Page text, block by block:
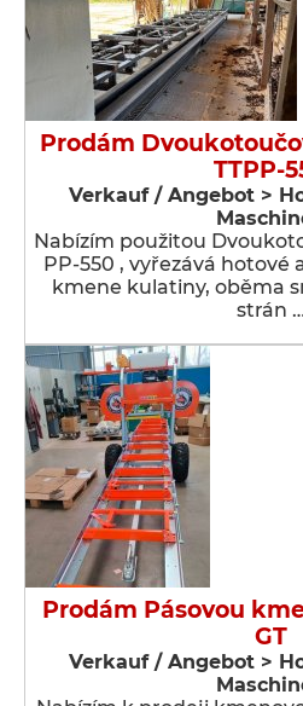
Prodám
TTPP-
Verkauf / Angebot >
Nabízím použitou
PP-550 , vyřezává hotové
kmene kulatiny, oběma
strán
Prodám Pásovou
GT
Verkauf / Angebot >